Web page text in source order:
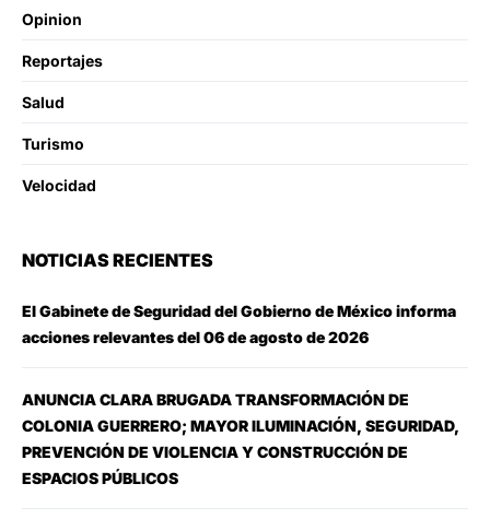
Opinion
Reportajes
Salud
Turismo
Velocidad
NOTICIAS RECIENTES
El Gabinete de Seguridad del Gobierno de México informa
acciones relevantes del 06 de agosto de 2026
ANUNCIA CLARA BRUGADA TRANSFORMACIÓN DE
COLONIA GUERRERO; MAYOR ILUMINACIÓN, SEGURIDAD,
PREVENCIÓN DE VIOLENCIA Y CONSTRUCCIÓN DE
ESPACIOS PÚBLICOS